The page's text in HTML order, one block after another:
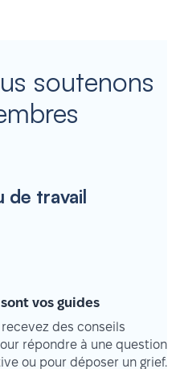
soutenons
de travail
vos guides
des conseils
répondre à une question
ou pour déposer un grief.